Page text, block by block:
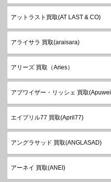
アットラスト買取(AT LAST & CO)
アライサラ 買取(araisara)
アリーズ 買取（Aries）
アプワイザー・リッシェ 買取
エイプリル77 買取(April77)
アングラサッド 買取(ANGLASAD)
アーネイ 買取(ANEI)